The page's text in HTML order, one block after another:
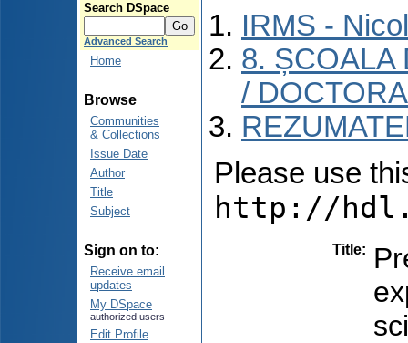
Search DSpace
Advanced Search
Home
Browse
Communities
& Collections
Issue Date
Author
Title
Subject
Sign on to:
Receive email
updates
My DSpace
authorized users
Edit Profile
IRMS -
8. ȘCOALA
/
Please use
http://
Title: